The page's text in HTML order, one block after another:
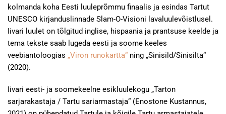
kolmanda koha Eesti luuleprõmmu finaalis ja esindas Tartut
UNESCO kirjanduslinnade Slam-O-Visioni lavaluulevõistlusel.
Iivari luulet on tõlgitud inglise, hispaania ja prantsuse keelde ja
tema tekste saab lugeda eesti ja soome keeles
veebiantoloogias „Viron runokartta“ ning „Sinisild/Sinisilta“
(2020).
Iivari eesti- ja soomekeelne esikluulekogu „Tarton
sarjarakastaja / Tartu sariarmastaja“ (Enostone Kustannus,